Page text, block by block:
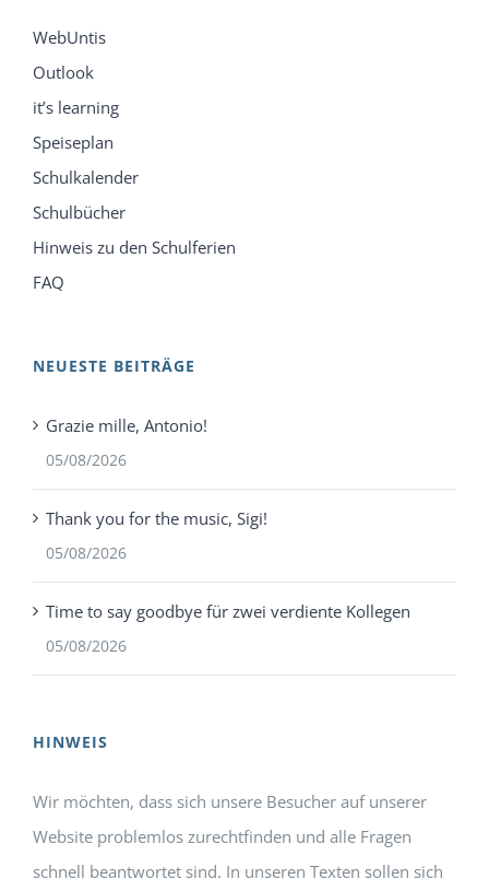
WebUntis
Outlook
it’s learning
Speiseplan
Schulkalender
Schulbücher
Hinweis zu den Schulferien
FAQ
NEUESTE BEITRÄGE
Grazie mille, Antonio!
05/08/2026
Thank you for the music, Sigi!
05/08/2026
Time to say goodbye für zwei verdiente Kollegen
05/08/2026
HINWEIS
Wir möchten, dass sich unsere Besucher auf unserer
Website problemlos zurechtfinden und alle Fragen
schnell beantwortet sind. In unseren Texten sollen sich